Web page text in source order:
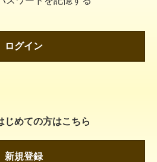
ログイン
じめての方はこちら
新規登録